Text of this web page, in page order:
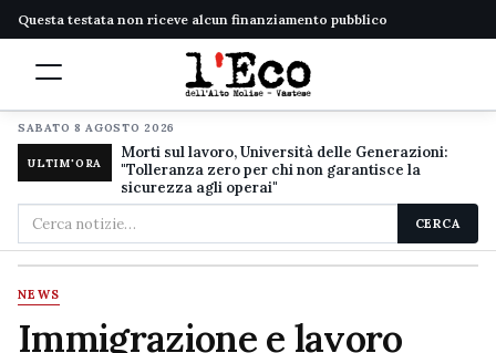
Questa testata non riceve alcun finanziamento pubblico
SABATO 8 AGOSTO 2026
ULTIM'ORA
Morti sul lavoro, Università delle Generazioni:
"Tolleranza zero per chi non garantisce la
sicurezza agli operai"
Cerca
nel
sito
CERCA
NEWS
Immigrazione e lavoro